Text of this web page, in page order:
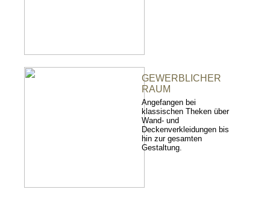
GEWERBLICHER
RAUM
Angefangen bei
klassischen Theken über
Wand- und
Deckenverkleidungen bis
hin zur gesamten
Gestaltung.